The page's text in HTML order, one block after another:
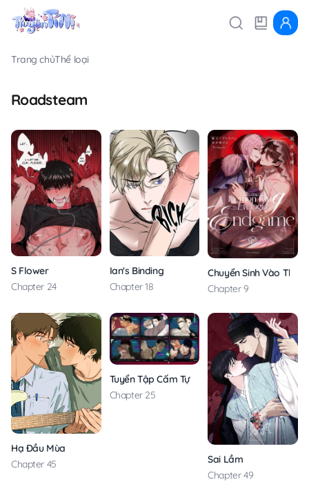
Trang chủThể loại
Roadsteam
S Flower
Chapter 24
Ian's Binding
Chapter 18
Chuyển Sinh Vào Thế
Chapter 9
Hạ Đầu Mùa
Chapter 45
Tuyển Tập Cấm Tự Ý Xuất Tinh
Chapter 25
Sai Lầm
Chapter 49